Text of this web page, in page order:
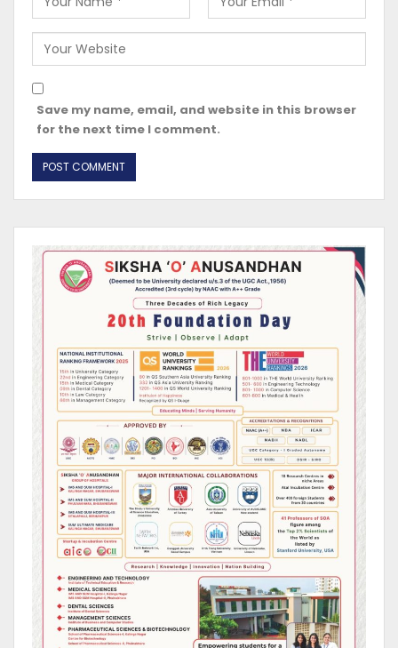
Save my name, email, and website in this browser
for the next time I comment.